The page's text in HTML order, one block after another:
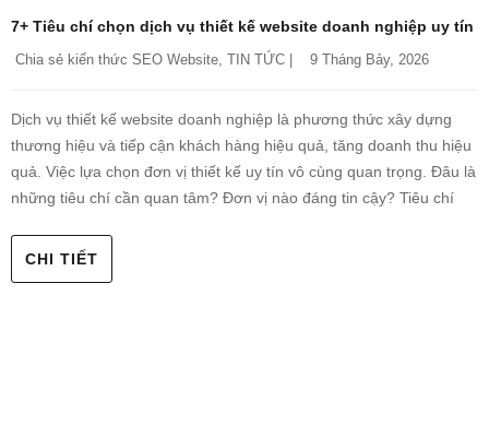
7+ Tiêu chí chọn dịch vụ thiết kế website doanh nghiệp uy tín
Chia sẻ kiến thức SEO Website, TIN TỨC |    9 Tháng Bảy, 2026
Dịch vụ thiết kế website doanh nghiệp là phương thức xây dựng
thương hiệu và tiếp cận khách hàng hiệu quả, tăng doanh thu hiệu
quả. Việc lựa chọn đơn vị thiết kế uy tín vô cùng quan trọng. Đâu là
những tiêu chí cần quan tâm? Đơn vị nào đáng tin cậy? Tiêu chí
CHI TIẾT